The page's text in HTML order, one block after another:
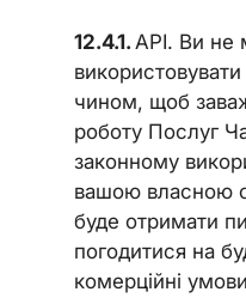
API. Ви не
чином, щоб
роботу Послуг
законному
вашою власною
буде отримати
погодитися на
комерційні